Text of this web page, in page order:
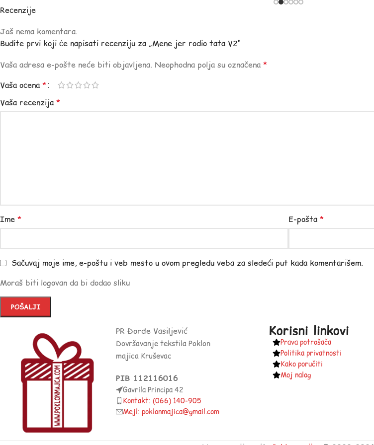
Recenzije
Još nema komentara.
Budite prvi koji će napisati recenziju za „Mene jer rodio tata V2“
Vaša adresa e-pošte neće biti objavljena. Neophodna polja su označena *
Vaša ocena *
Vaša recenzija *
Ime * E-pošta *
Sačuvaj moje ime, e-poštu i veb mesto u ovom pregledu veba za sledeći put kada komentarišem.
Moraš biti logovan da bi dodao sliku
PR Đorđe Vasiljević
Dovršavanje tekstila Poklon
majica Kruševac
PIB 112116016
Gavrila Principa 42
Kontakt: (066) 140-905
Mejl: poklonmajica@gmail.com
Korisni linkovi
Prava potrošača
Politika privatnosti
Kako poručiti
Moj nalog